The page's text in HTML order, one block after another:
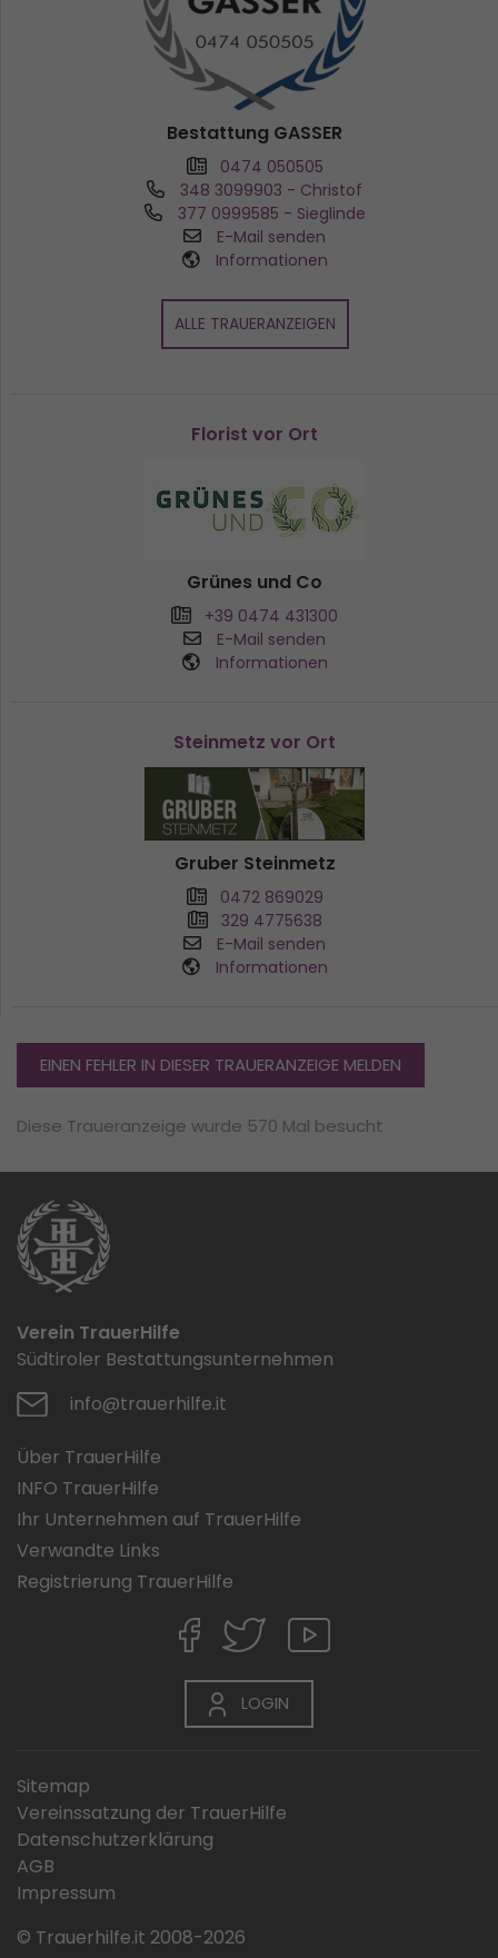
Bestattung GASSER
0474 050505
348 3099903 - Christof
377 0999585 - Sieglinde
E-Mail senden
Informationen
ALLE TRAUERANZEIGEN
Florist vor Ort
Grünes und Co
+39 0474 431300
E-Mail senden
Informationen
Steinmetz vor Ort
Gruber Steinmetz
0472 869029
329 4775638
E-Mail senden
Informationen
EINEN FEHLER IN DIESER TRAUERANZEIGE MELDEN
Diese Traueranzeige wurde 570 Mal besucht
Verein TrauerHilfe
Südtiroler Bestattungsunternehmen
info@trauerhilfe.it
Über TrauerHilfe
INFO TrauerHilfe
Ihr Unternehmen auf TrauerHilfe
Verwandte Links
Registrierung TrauerHilfe
LOGIN
Sitemap
Vereinssatzung der TrauerHilfe
Datenschutzerklärung
AGB
Impressum
© Trauerhilfe.it 2008-2026